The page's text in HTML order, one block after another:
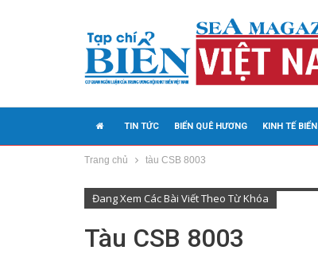
TIN TỨC BIỂN QUÊ HƯƠNG KINH TẾ BIỂN
MEDIA
Trang chủ tàu CSB 8003
Đang Xem Các Bài Viết Theo Từ Khóa
Tàu CSB 8003